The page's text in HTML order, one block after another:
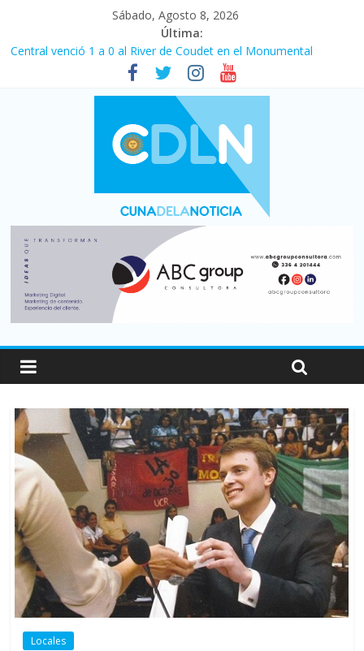
Sábado, Agosto 8, 2026
Última:
Central venció 1 a 0 al River de Coudet en el Monumental
La morosidad alcanzó su nivel más alto en dos décadas y ya
afecta a 400 mil deudores en Santa Fe
Desde que asumió Milei cerraron 41.000 kioscos: el sector
denuncia crisis como en 2001
Vacaciones de invierno con más movimiento y consumo
turístico: 4,6 millones de personas viajaron por el país, un 5,9%
Fuerte caída de la venta de autos usados en julio: bajó un 12,6%
Locales